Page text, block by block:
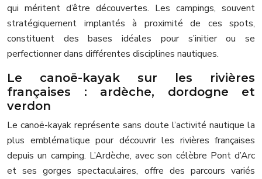
qui méritent d’être découvertes. Les campings, souvent
stratégiquement implantés à proximité de ces spots,
constituent des bases idéales pour s’initier ou se
perfectionner dans différentes disciplines nautiques.
Le canoë-kayak sur les rivières
françaises : ardèche, dordogne et
verdon
Le canoë-kayak représente sans doute l’activité nautique la
plus emblématique pour découvrir les rivières françaises
depuis un camping. L’Ardèche, avec son célèbre Pont d’Arc
et ses gorges spectaculaires, offre des parcours variés